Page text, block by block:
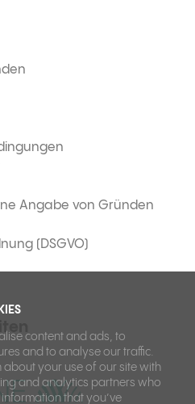
content and ads, to
and to analyse our traffic.
about your use of our site with
and analytics partners who
that you’ve
Angabe von Gründen
(DSGVO)